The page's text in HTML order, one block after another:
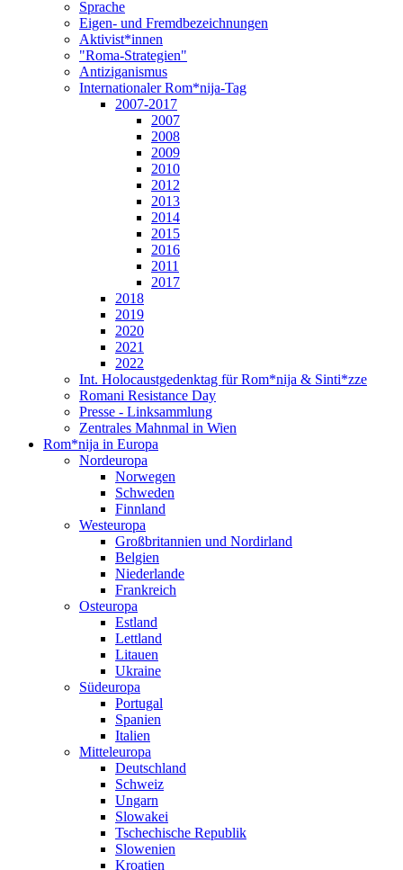
Sprache
Eigen- und Fremdbezeichnungen
Aktivist*innen
"Roma-Strategien"
Antiziganismus
Internationaler Rom*nija-Tag
2007-2017
2007
2008
2009
2010
2012
2013
2014
2015
2016
2011
2017
2018
2019
2020
2021
2022
Int. Holocaustgedenktag für Rom*nija & Sinti*zze
Romani Resistance Day
Presse - Linksammlung
Zentrales Mahnmal in Wien
Rom*nija in Europa
Nordeuropa
Norwegen
Schweden
Finnland
Westeuropa
Großbritannien und Nordirland
Belgien
Niederlande
Frankreich
Osteuropa
Estland
Lettland
Litauen
Ukraine
Südeuropa
Portugal
Spanien
Italien
Mitteleuropa
Deutschland
Schweiz
Ungarn
Slowakei
Tschechische Republik
Slowenien
Kroatien